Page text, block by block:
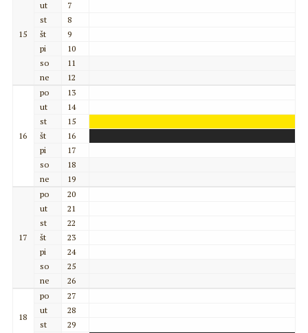
15
ut
7
st
8
št
9
pi
10
so
11
ne
12
16
po
13
ut
14
st
15
št
16
pi
17
so
18
ne
19
17
po
20
ut
21
st
22
št
23
pi
24
so
25
ne
26
18
po
27
ut
28
st
29